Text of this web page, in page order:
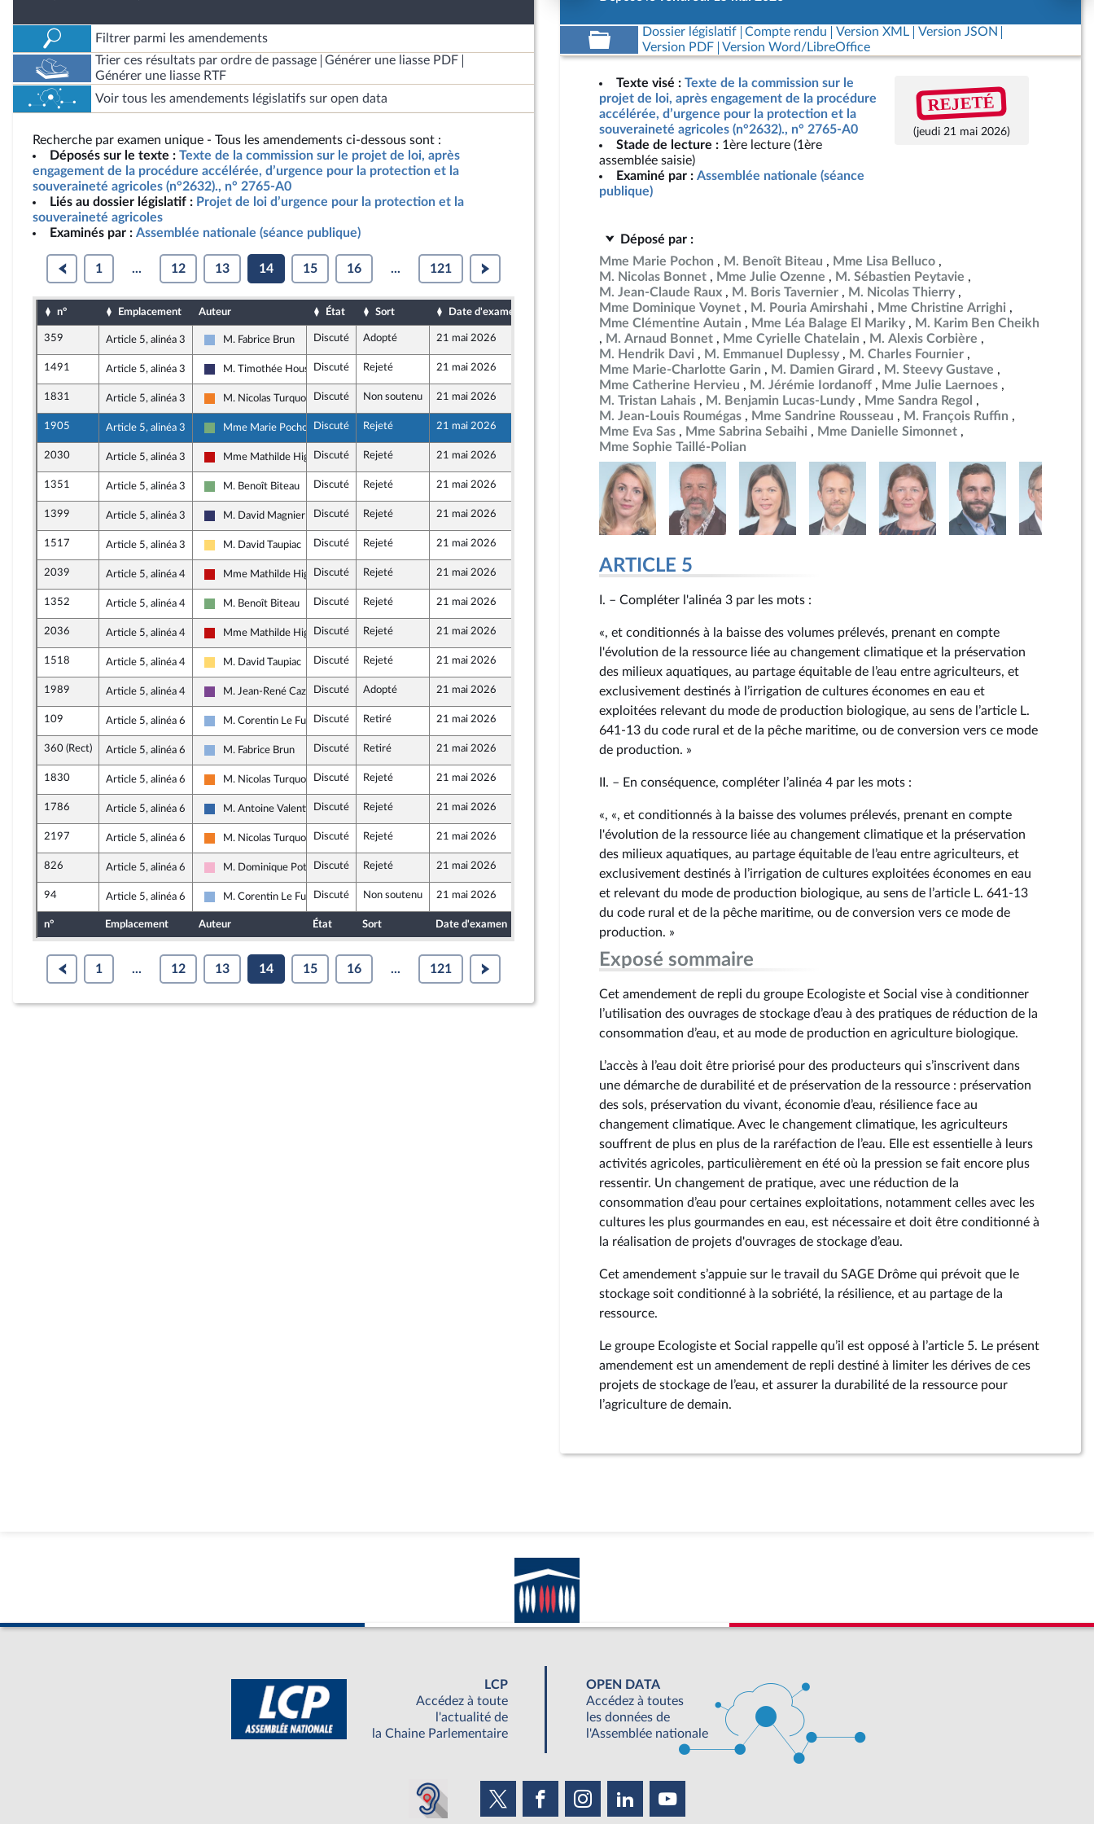
Filtrer parmi les amendements
Trier ces résultats par ordre de passage
Générer une liasse PDF
Générer une liasse RTF
Voir tous les amendements législatifs sur open data
Recherche par examen unique - Tous les amendements ci-dessous sont :
Déposés sur le texte : Texte de la commission sur le projet de loi, après
engagement de la procédure accélérée, d’urgence pour la protection et la
souveraineté agricoles (n°2632)., n° 2765-A0
Liés au dossier législatif : Projet de loi d’urgence pour la protection et la
souveraineté agricoles
Examinés par : Assemblée nationale (séance publique)
1 ... 12 13 14 15 16 ... 121
n° Emplacement Auteur État Sort Date d'examen Date de dépôt
359 Article 5, alinéa 3
Droite Républicaine
M. Fabrice Brun Discuté Adopté 21 mai 2026
1491 Article 5, alinéa 3
Rassemblement National
M. Timothée HoussinDiscuté Rejeté 21 mai 2026
1831 Article 5, alinéa 3
Les Démocrates
M. Nicolas Turquois Discuté Non soutenu 21 mai 2026
1905 Article 5, alinéa 3
Écologiste et Social
Mme Marie Pochon Discuté Rejeté 21 mai 2026
2030 Article 5, alinéa 3
La France insoumise - Nouveau Front Populaire
Mme Mathilde HignetDiscuté Rejeté 21 mai 2026
1351 Article 5, alinéa 3
Écologiste et Social
M. Benoît Biteau Discuté Rejeté 21 mai 2026
1399 Article 5, alinéa 3
Rassemblement National
M. David Magnier Discuté Rejeté 21 mai 2026
1517 Article 5, alinéa 3
Libertés, Indépendants, Outre-mer et Territoires
M. David Taupiac Discuté Rejeté 21 mai 2026
2039 Article 5, alinéa 4
La France insoumise - Nouveau Front Populaire
Mme Mathilde HignetDiscuté Rejeté 21 mai 2026
1352 Article 5, alinéa 4
Écologiste et Social
M. Benoît Biteau Discuté Rejeté 21 mai 2026
2036 Article 5, alinéa 4
La France insoumise - Nouveau Front Populaire
Mme Mathilde HignetDiscuté Rejeté 21 mai 2026
1518 Article 5, alinéa 4
Libertés, Indépendants, Outre-mer et Territoires
M. David Taupiac Discuté Rejeté 21 mai 2026
1989 Article 5, alinéa 4
Ensemble pour la République
M. Jean-René Cazeneuve
Discuté Adopté 21 mai 2026
109 Article 5, alinéa 6
Droite Républicaine
M. Corentin Le Fur Discuté Retiré 21 mai 2026
360 (Rect) Article 5, alinéa 6
Droite Républicaine
M. Fabrice Brun Discuté Retiré 21 mai 2026
1830 Article 5, alinéa 6
Les Démocrates
M. Nicolas Turquois Discuté Rejeté 21 mai 2026
1786 Article 5, alinéa 6
Union des droites pour la République
M. Antoine Valentin Discuté Rejeté 21 mai 2026
2197 Article 5, alinéa 6
Les Démocrates
M. Nicolas Turquois Discuté Rejeté 21 mai 2026
826 Article 5, alinéa 6
Socialistes et apparentés
M. Dominique PotierDiscuté Rejeté 21 mai 2026
94 Article 5, alinéa 6
Droite Républicaine
M. Corentin Le Fur Discuté Non soutenu 21 mai 2026
n° Emplacement Auteur État Sort Date d'examen
1 ... 12 13 14 15 16 ... 121
Dossier législatif Compte rendu Version XML
Version JSON
Version PDF
Version Word/LibreOffice
Texte visé : Texte de la commission sur le
projet de loi, après engagement de la procédure
accélérée, d’urgence pour la protection et la
souveraineté agricoles (n°2632)., n° 2765-A0
Stade de lecture : 1ère lecture (1ère
assemblée saisie)
Examiné par : Assemblée nationale (séance
publique)
REJETÉ
(jeudi 21 mai 2026)
Déposé par :
Mme Marie Pochon
M. Benoît Biteau
Mme Lisa Belluco
M. Nicolas Bonnet
Mme Julie Ozenne
M. Sébastien Peytavie
M. Jean-Claude Raux
M. Boris Tavernier
M. Nicolas Thierry
Mme Dominique Voynet
M. Pouria Amirshahi
Mme Christine Arrighi
Mme Clémentine Autain
Mme Léa Balage El Mariky
M. Karim Ben Cheikh
M. Arnaud Bonnet
Mme Cyrielle Chatelain
M. Alexis Corbière
M. Hendrik Davi
M. Emmanuel Duplessy
M. Charles Fournier
Mme Marie-Charlotte Garin
M. Damien Girard
M. Steevy Gustave
Mme Catherine Hervieu
M. Jérémie Iordanoff
Mme Julie Laernoes
M. Tristan Lahais
M. Benjamin Lucas-Lundy
Mme Sandra Regol
M. Jean-Louis Roumégas
Mme Sandrine Rousseau
M. François Ruffin
Mme Eva Sas
Mme Sabrina Sebaihi
Mme Danielle Simonnet
Mme Sophie Taillé-Polian
ARTICLE 5
I. – Compléter l'alinéa 3 par les mots :
«, et conditionnés à la baisse des volumes prélevés, prenant en compte
l'évolution de la ressource liée au changement climatique et la préservation
des milieux aquatiques, au partage équitable de l’eau entre agriculteurs, et
exclusivement destinés à l’irrigation de cultures économes en eau et
exploitées relevant du mode de production biologique, au sens de l’article L.
641‑13 du code rural et de la pêche maritime, ou de conversion vers ce mode
de production. »
II. – En conséquence, compléter l’alinéa 4 par les mots :
«, «, et conditionnés à la baisse des volumes prélevés, prenant en compte
l'évolution de la ressource liée au changement climatique et la préservation
des milieux aquatiques, au partage équitable de l’eau entre agriculteurs, et
exclusivement destinés à l’irrigation de cultures exploitées économes en eau
et relevant du mode de production biologique, au sens de l’article L. 641‑13
du code rural et de la pêche maritime, ou de conversion vers ce mode de
production. »
Exposé sommaire
Cet amendement de repli du groupe Ecologiste et Social vise à conditionner
l’utilisation des ouvrages de stockage d’eau à des pratiques de réduction de la
consommation d’eau, et au mode de production en agriculture biologique.
L’accès à l’eau doit être priorisé pour des producteurs qui s’inscrivent dans
une démarche de durabilité et de préservation de la ressource : préservation
des sols, préservation du vivant, économie d’eau, résilience face au
changement climatique. Avec le changement climatique, les agriculteurs
souffrent de plus en plus de la raréfaction de l’eau. Elle est essentielle à leurs
activités agricoles, particulièrement en été où la pression se fait encore plus
ressentir. Un changement de pratique, avec une réduction de la
consommation d’eau pour certaines exploitations, notamment celles avec les
cultures les plus gourmandes en eau, est nécessaire et doit être conditionné à
la réalisation de projets d'ouvrages de stockage d’eau.
Cet amendement s’appuie sur le travail du SAGE Drôme qui prévoit que le
stockage soit conditionné à la sobriété, la résilience, et au partage de la
ressource.
Le groupe Ecologiste et Social rappelle qu’il est opposé à l’article 5. Le présent
amendement est un amendement de repli destiné à limiter les dérives de ces
projets de stockage de l’eau, et assurer la durabilité de la ressource pour
l’agriculture de demain.
LCP
Accédez à toute
l'actualité de
la Chaine Parlementaire
OPEN DATA
Accédez à toutes
les données de
l'Assemblée nationale